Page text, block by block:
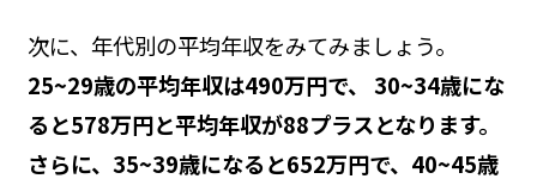
次に、年代別の平均年収をみてみましょう。
25~29歳の平均年収は490万円で、 30~34歳にな
ると578万円と平均年収が88プラスとなります。
さらに、35~39歳になると652万円で、40~45歳